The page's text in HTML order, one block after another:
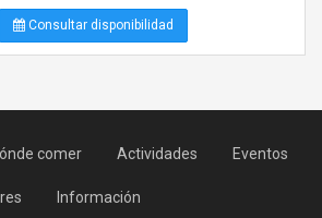
Consultar disponibilidad
comer Actividades Eventos
Información